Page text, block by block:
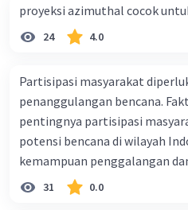
proyeksi azimuthal cocok
24 4.0
Partisipasi masyarakat
penanggulangan bencana.
pentingnya partisipasi
potensi bencana di wilayah
kemampuan penggalangan
makin tinggi c. pemahaman
kepada masyarakat masih
31 0.0